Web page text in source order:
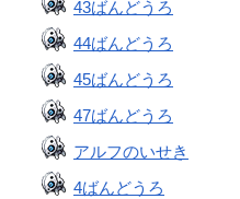
43ばんどうろ
44ばんどうろ
45ばんどうろ
47ばんどうろ
アルフのいせき
4ばんどうろ